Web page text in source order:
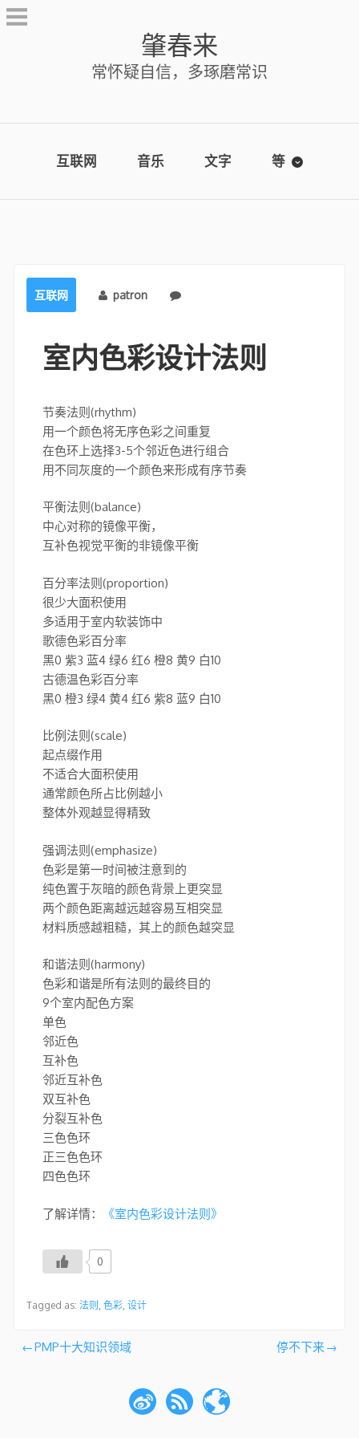
Skip
to
肇春来
常怀疑自信，多琢磨常识
互联网 音乐 文字 等
互联网 patron
室内色彩设计法则
节奏法则(rhythm)
用一个颜色将无序色彩之间重复
在色环上选择3-5个邻近色进行组合
用不同灰度的一个颜色来形成有序节奏
平衡法则(balance)
中心对称的镜像平衡，
互补色视觉平衡的非镜像平衡
百分率法则(proportion)
很少大面积使用
多适用于室内软装饰中
歌德色彩百分率
黑0 紫3 蓝4 绿6 红6 橙8 黄9 白10
古德温色彩百分率
黑0 橙3 绿4 黄4 红6 紫8 蓝9 白10
比例法则(scale)
起点缀作用
不适合大面积使用
通常颜色所占比例越小
整体外观越显得精致
强调法则(emphasize)
色彩是第一时间被注意到的
纯色置于灰暗的颜色背景上更突显
两个颜色距离越远越容易互相突显
材料质感越粗糙，其上的颜色越突显
和谐法则(harmony)
色彩和谐是所有法则的最终目的
9个室内配色方案
单色
邻近色
互补色
邻近互补色
双互补色
分裂互补色
三色色环
正三色色环
四色色环
了解详情： 《室内色彩设计法则》
0
Tagged as: 法则 , 色彩, 设计
文PMP十大知识领域 停不下来